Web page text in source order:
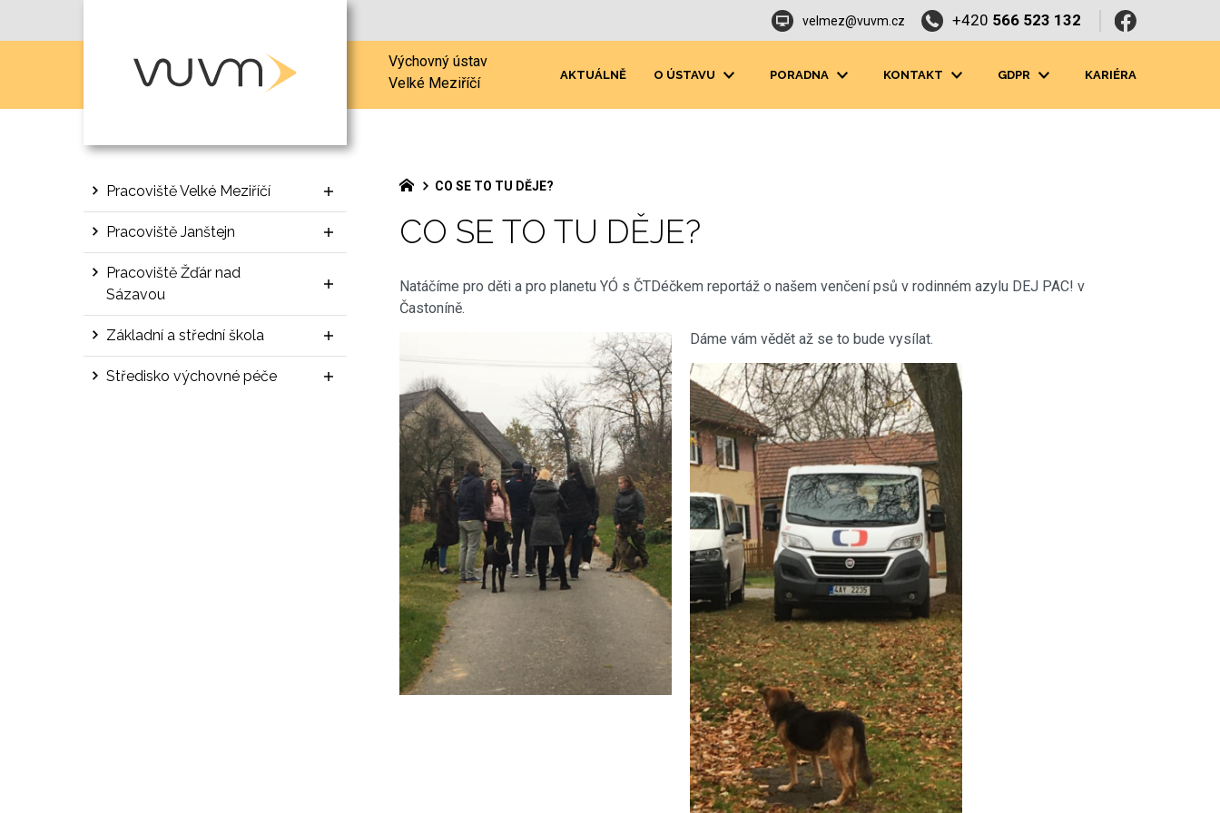
Výchovný ústav
Velké Meziříčí
velmez@vuvm.cz +420 566 523 132
AKTUÁLNĚ O ÚSTAVU PORADNA KONTAKT GDPR KARIÉRA
Pracoviště Velké Meziříčí
Pracoviště Janštejn
Pracoviště Žďár nad
Sázavou
Základní a střední škola
Středisko výchovné péče
CO SE TO TU DĚJE?
CO SE TO TU DĚJE?
Natáčíme pro děti a pro planetu YÓ s ČTDéčkem reportáž o našem venčení psů v rodinném azylu DEJ PAC! v
Častoníně.
Dáme vám vědět až se to bude vysílat.